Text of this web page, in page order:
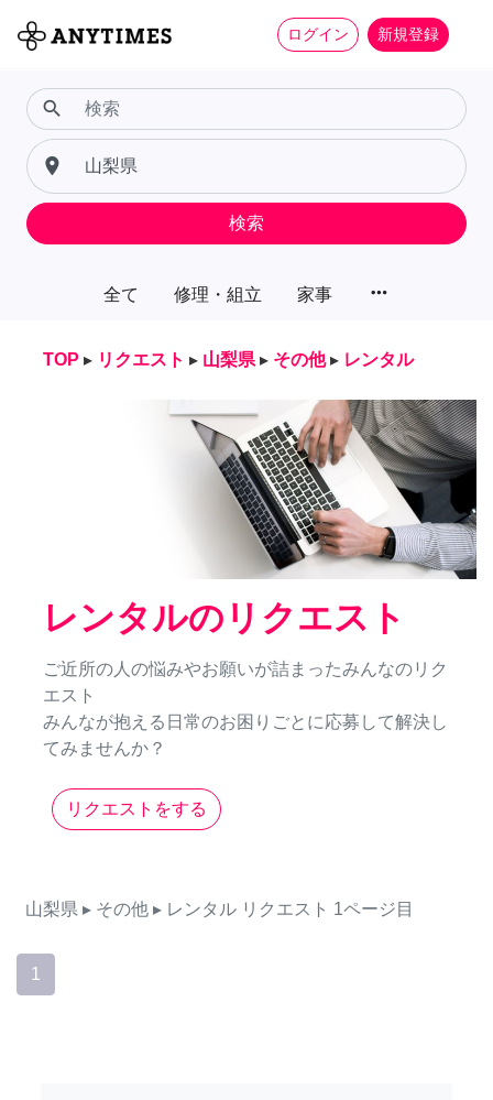
ログイン 新規登録
全て 修理・組立 家事 more_horiz
search
place
検索
TOP ▸ リクエスト ▸ 山梨県 ▸ その他 ▸ レンタル
レンタルのリクエスト
ご近所の人の悩みやお願いが詰まったみんなのリク
エスト
みんなが抱える日常のお困りごとに応募して解決し
てみませんか？
リクエストをする
山梨県 ▸ その他 ▸ レンタル リクエスト 1ページ目
1